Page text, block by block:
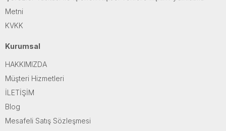
Metni
KVKK
Kurumsal
HAKKIMIZDA
Müşteri Hizmetleri
İLETİŞİM
Blog
Mesafeli Satış Sözleşmesi